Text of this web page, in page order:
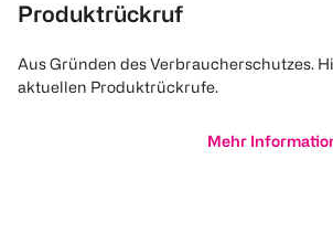
Produktrückruf
Aus Gründen des Verbraucherschutzes.
aktuellen Produktrückrufe.
Mehr